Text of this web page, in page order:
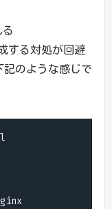
る対処が回避
ような感じで